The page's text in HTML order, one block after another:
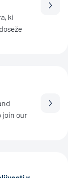
ki
join our